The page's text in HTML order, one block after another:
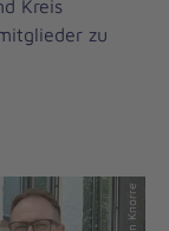
Kreis
zu